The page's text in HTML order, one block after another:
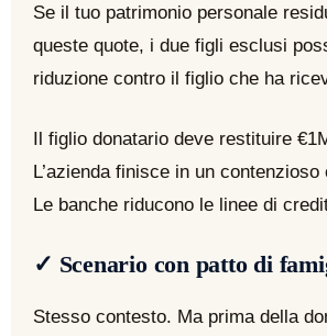
Se il tuo patrimonio personale
queste quote, i due figli esclusi
riduzione contro il figlio che ha
Il figlio donatario deve restituire
L’azienda finisce in un contenzioso
Le banche riducono le linee di
✓ Scenario con patto di
Stesso contesto. Ma prima della